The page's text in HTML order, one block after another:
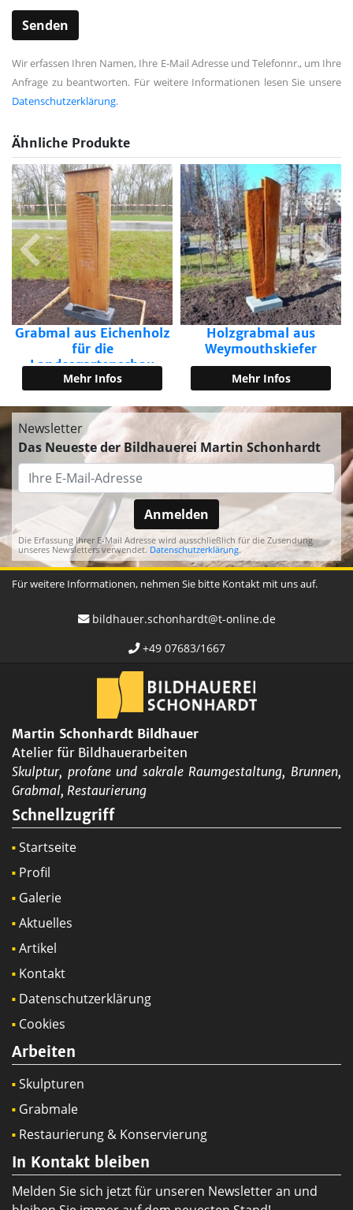
Wir erfassen Ihren Namen, Ihre E-Mail Adresse und Telefonnr., um Ihre
Anfrage zu beantworten. Für weitere Informationen lesen Sie unsere
Datenschutzerklärung.
Ähnliche Produkte
Holzgrabmal aus
Weymouthskiefer
Grabmal aus
im Rahmen
Stahl
Mehr
Newsletter
Das Neueste der Bildhauerei Martin Schonhardt
Anmelden
Die Erfassung Ihrer E-Mail Adresse wird ausschließlich für die Zusendung
unseres Newsletters verwendet. Datenschutzerklärung.
Für weitere Informationen, nehmen Sie bitte Kontakt mit uns auf.
bildhauer.schonhardt@t-online.de
+49 07683/1667
Martin Schonhardt Bildhauer
Atelier für Bildhauerarbeiten
Skulptur, profane und sakrale Raumgestaltung, Brunnen,
Grabmal, Restaurierung
Schnellzugriff
Startseite
Profil
Galerie
Aktuelles
Artikel
Kontakt
Datenschutzerklärung
Cookies
Arbeiten
Skulpturen
Grabmale
Restaurierung & Konservierung
In Kontakt bleiben
Melden Sie sich jetzt für unseren Newsletter an und